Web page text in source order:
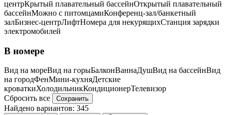
центрКрытый плавательный бассейнОткрытый плавательный
бассейнМожно с питомцамиКонференц-зал/банкетный
залБизнес-центрЛифтНомера для некурящихCтанция зарядки
электромобилей
В номере
Вид на мореВид на горыБалконВаннаДушВид на бассейнВид
на городФенМини-кухняДетские
кроваткиХолодильникКондиционерТелевизор
Сбросить все
Сохранить
Найдено вариантов: 345